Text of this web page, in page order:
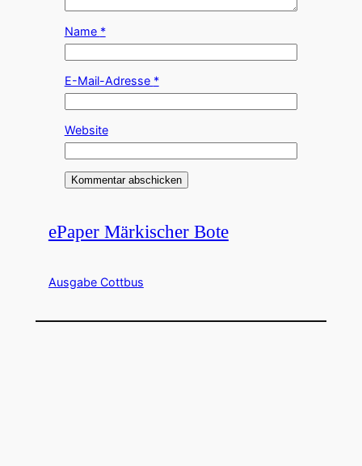
Name *
E-Mail-Adresse *
Website
ePaper Märkischer Bote
Ausgabe Cottbus